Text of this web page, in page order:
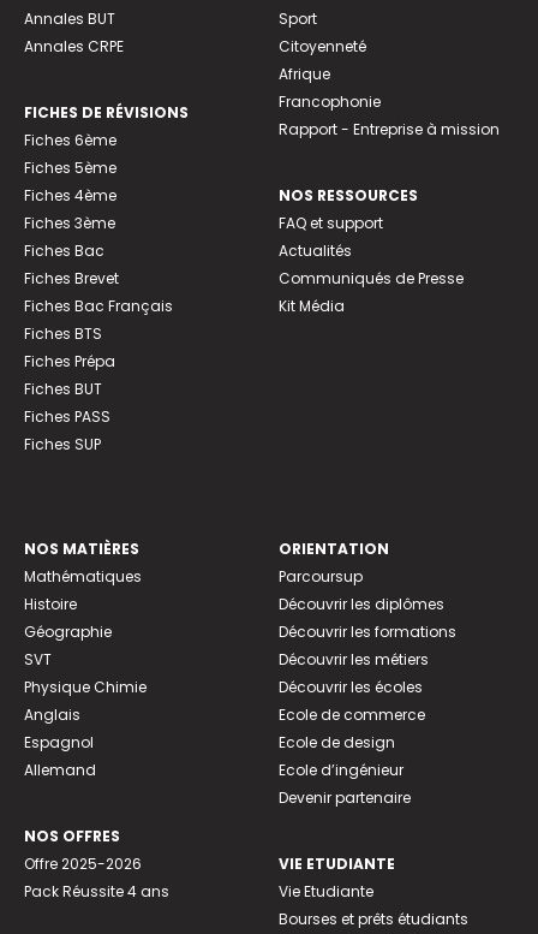
Annales BUT
Annales CRPE
FICHES DE RÉVISIONS
Fiches 6ème
Fiches 5ème
Fiches 4ème
Fiches 3ème
Fiches Bac
Fiches Brevet
Fiches Bac Français
Fiches BTS
Fiches Prépa
Fiches BUT
Fiches PASS
Fiches SUP
Sport
Citoyenneté
Afrique
Francophonie
Rapport - Entreprise à mission
NOS RESSOURCES
FAQ et support
Actualités
Communiqués de Presse
Kit Média
NOS MATIÈRES
Mathématiques
Histoire
Géographie
SVT
Physique Chimie
Anglais
Espagnol
Allemand
NOS OFFRES
Offre 2025-2026
Pack Réussite 4 ans
ORIENTATION
Parcoursup
Découvrir les diplômes
Découvrir les formations
Découvrir les métiers
Découvrir les écoles
Ecole de commerce
Ecole de design
Ecole d’ingénieur
Devenir partenaire
VIE ETUDIANTE
Vie Etudiante
Bourses et prêts étudiants